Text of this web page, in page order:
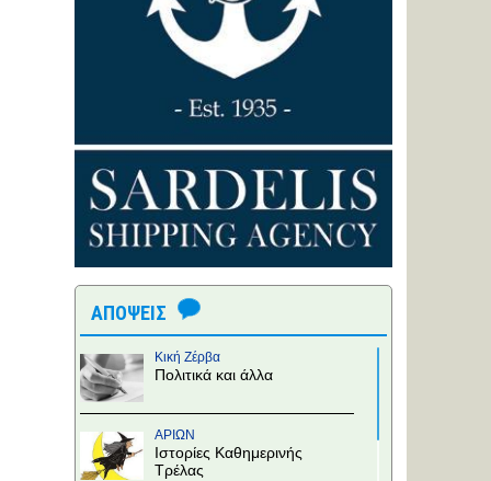
ΑΠΟΨΕΙΣ
Κική Ζέρβα
Πολιτικά και άλλα
ΑΡΙΩΝ
Ιστορίες Καθημερινής
Τρέλας